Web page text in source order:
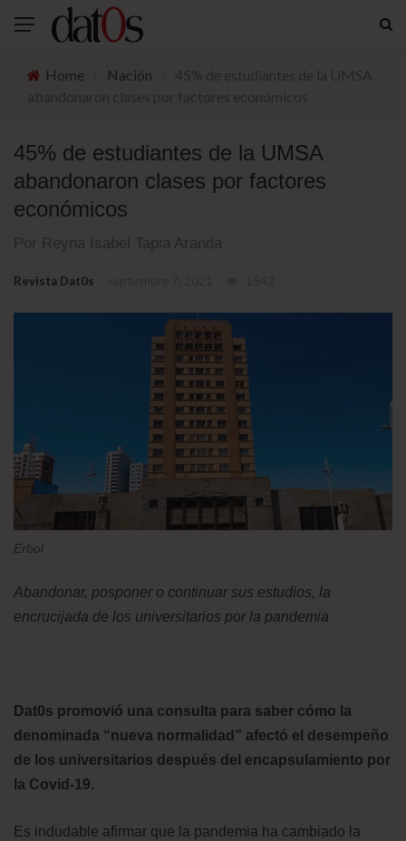
Home Nación
45% de estudiantes de la UMSA
abandonaron clases por factores
económicos
Por Reyna Isabel Tapia Aranda
Revista Dat0s
Erbol
Abandonar, posponer o continuar sus estudios, la
encrucijada de los universitarios por la pandemia
Dat0s promovió una consulta para saber cómo la
denominada “nueva normalidad” afectó el desempeño
de los universitarios después del encapsulamiento por
la Covid-19.
Es indudable afirmar que la pandemia ha cambiado la